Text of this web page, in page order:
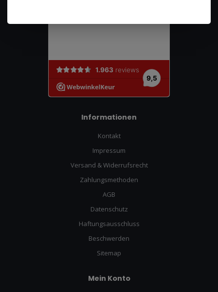
Informationen
Kontakt
Impressum
Versand & Widerrufsrecht
Zahlungsmethoden
AGB
Datenschutz
Haftungsausschluss
Beschwerden
Sitemap
Mein Konto